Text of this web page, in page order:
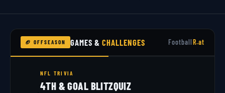
🏈 OFFSEASON GAMES &CHALLENGES FootballR.at
NFL TRIVIA
4TH & GOAL BLITZQUIZ